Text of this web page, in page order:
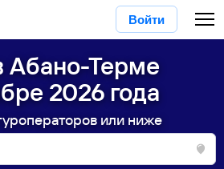
Войти
Абано-Терме
2026 года
или ниже